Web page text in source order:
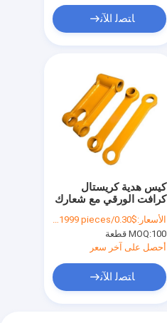
ﺎﺘﺼﻟ ﺍﻶﻧ
كيس هدية كريستال
كرافت الورقي مع شعارك
الخاص لحفلة عيد الميلاد
الزخرفية
الأسعار:$0.30/pieces 100-1999 pieces
MOQ:100 قطعة
أحصل على آخر سعر
ﺎﺘﺼﻟ ﺍﻶﻧ